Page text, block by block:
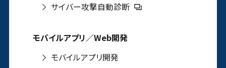
サイバー攻撃自動診断
モバイルアプリ／Web開発
モバイルアプリ開発